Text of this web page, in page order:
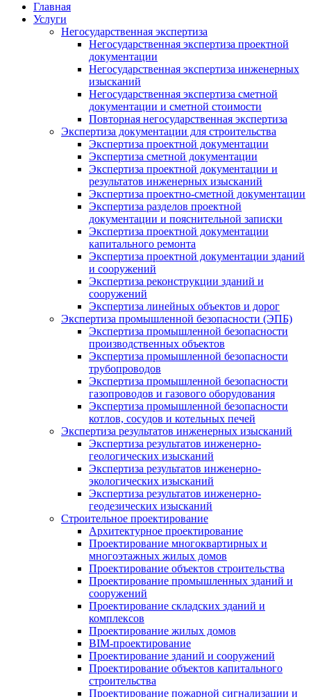
Главная
Услуги
Негосударственная экспертиза
Негосударственная экспертиза проектной
документации
Негосударственная экспертиза инженерных
изысканий
Негосударственная экспертиза сметной
документации и сметной стоимости
Повторная негосударственная экспертиза
Экспертиза документации для строительства
Экспертиза проектной документации
Экспертиза сметной документации
Экспертиза проектной документации и
результатов инженерных изысканий
Экспертиза проектно-сметной документации
Экспертиза разделов проектной
документации и пояснительной записки
Экспертиза проектной документации
капитального ремонта
Экспертиза проектной документации зданий
и сооружений
Экспертиза реконструкции зданий и
сооружений
Экспертиза линейных объектов и дорог
Экспертиза промышленной безопасности (ЭПБ)
Экспертиза промышленной безопасности
производственных объектов
Экспертиза промышленной безопасности
трубопроводов
Экспертиза промышленной безопасности
газопроводов и газового оборудования
Экспертиза промышленной безопасности
котлов, сосудов и котельных печей
Экспертиза результатов инженерных изысканий
Экспертиза результатов инженерно-
геологических изысканий
Экспертиза результатов инженерно-
экологических изысканий
Экспертиза результатов инженерно-
геодезических изысканий
Строительное проектирование
Архитектурное проектирование
Проектирование многоквартирных и
многоэтажных жилых домов
Проектирование объектов строительства
Проектирование промышленных зданий и
сооружений
Проектирование складских зданий и
комплексов
Проектирование жилых домов
BIM-проектирование
Проектирование зданий и сооружений
Проектирование объектов капитального
строительства
Проектирование пожарной сигнализации и